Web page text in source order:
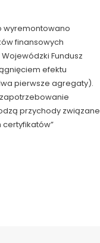
wyremontowano
finansowych
Fundusz
efektu
pierwsze agregaty).
przychody związane
certyfikatów”